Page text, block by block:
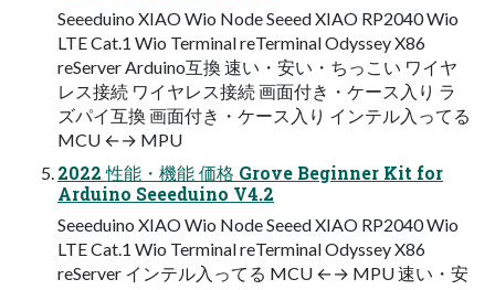
Seeeduino XIAO Wio Node Seeed XIAO RP2040 Wio
LTE Cat.1 Wio Terminal reTerminal Odyssey X86
reServer Arduino互換 速い・安い・ちっこい ワイヤ
レス接続 ワイヤレス接続 画面付き・ケース入り ラ
ズパイ互換 画面付き・ケース入り インテル入ってる
MCU ←→ MPU
2022 性能・機能 価格 Grove Beginner Kit for
Arduino Seeeduino V4.2
Seeeduino XIAO Wio Node Seeed XIAO RP2040 Wio
LTE Cat.1 Wio Terminal reTerminal Odyssey X86
reServer インテル入ってる MCU ←→ MPU 速い・安